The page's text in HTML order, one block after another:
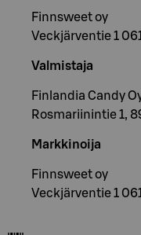
Finnsweet oy
Veckjärventie 1
Valmistaja
Finlandia Candy
Rosmariinintie 1,
Markkinoija
Finnsweet oy
Veckjärventie 1